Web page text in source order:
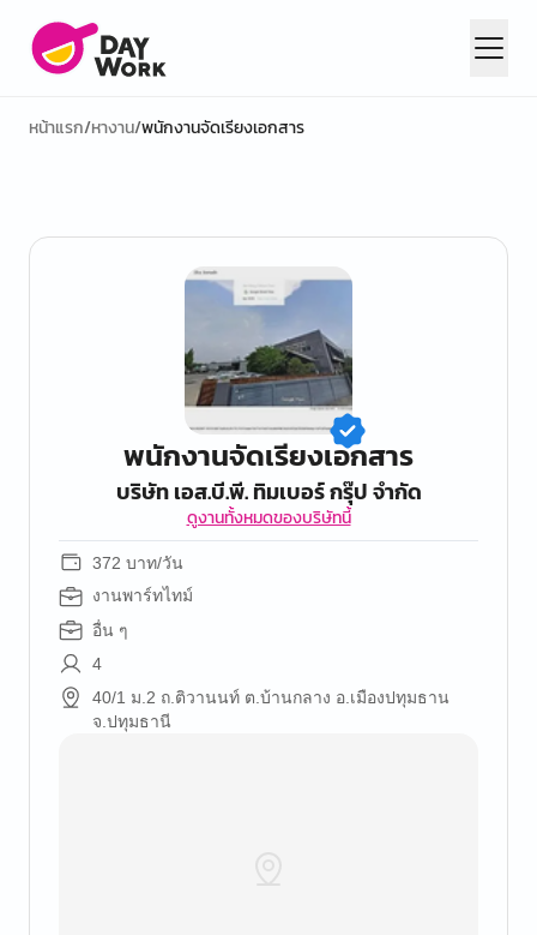
หน้าแรก/หางาน/พนักงานจัดเรียงเอกสาร
พนักงานจัดเรียงเอกสาร
บริษัท เอส.บี.พี. ทิมเบอร์ กรุ๊ป จํากัด
ดูงานทั้งหมดของบริษัทนี้
372 บาท/วัน
งานพาร์ทไทม์
อื่น ๆ
4
40/1 ม.2 ถ.ติวานนท์ ต.บ้านกลาง อ.เมืองปทุมธาน
จ.ปทุมธานี